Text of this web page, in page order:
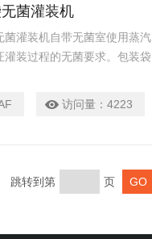
菌灌装机
灌装机自带无菌室使用蒸汽
装过程的无菌要求。包装袋
访问量：4223
跳转到第 页